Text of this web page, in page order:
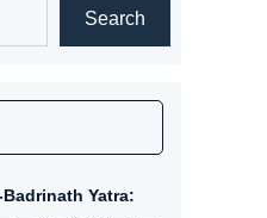
Search
Yatra: